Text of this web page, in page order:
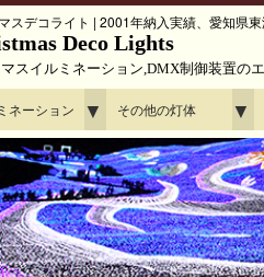
スデコライト | 2001年納入実績、愛知県
Deco Lights
スイルミネーション,DMX制御装置の
ネーション ▼ その他の灯体 ▼